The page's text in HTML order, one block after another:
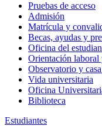
Pruebas de acceso
Admisión
Matrícula y
Becas, ayudas y
Oficina del
Orientación laboral
Observatorio y
Vida universitaria
Oficina
Biblioteca
Estudiantes